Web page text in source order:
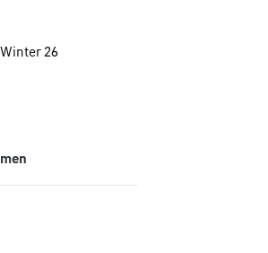
26